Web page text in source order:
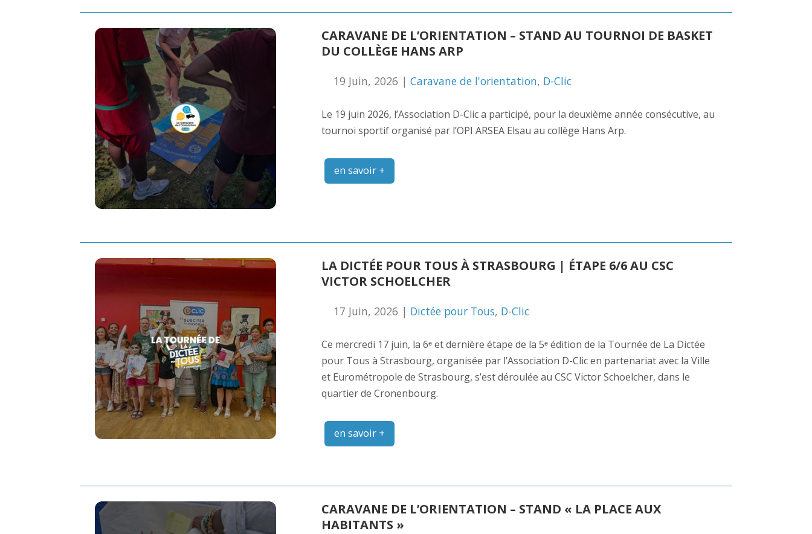
CARAVANE DE L’ORIENTATION – STAND AU TOURNOI DE BASKET
DU COLLÈGE HANS ARP
19 Juin, 2026 | Caravane de l'orientation, D-Clic
Le 19 juin 2026, l’Association D-Clic a participé, pour la deuxième année consécutive, au
tournoi sportif organisé par l’OPI ARSEA Elsau au collège Hans Arp.
en savoir +
LA DICTÉE POUR TOUS À STRASBOURG | ÉTAPE 6/6 AU CSC
VICTOR SCHOELCHER
17 Juin, 2026 | Dictée pour Tous, D-Clic
Ce mercredi 17 juin, la 6ᵉ et dernière étape de la 5ᵉ édition de la Tournée de La Dictée
pour Tous à Strasbourg, organisée par l’Association D-Clic en partenariat avec la Ville
et Eurométropole de Strasbourg, s’est déroulée au CSC Victor Schoelcher, dans le
quartier de Cronenbourg.
en savoir +
CARAVANE DE L’ORIENTATION – STAND « LA PLACE AUX
HABITANTS »